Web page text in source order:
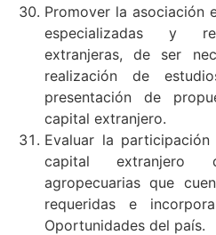
Promover la asociación
especializadas y
extranjeras, de ser
realización de
presentación de
capital extranjero.
Evaluar la
capital extranjero
agropecuarias que
requeridas e
Oportunidades del país.